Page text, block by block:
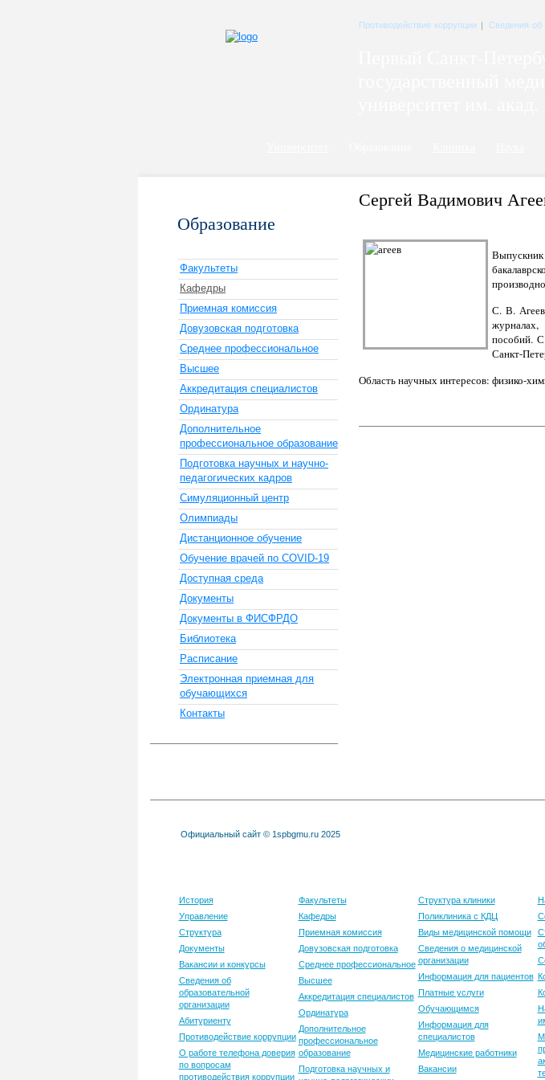
Противодействие коррупции | Сведения об
Сергей Вадимович
С. В.
пособий.
Санкт-
Область научных интересов: физико-
Образование
Факультеты
Кафедры
Приемная комиссия
Довузовская подготовка
Среднее профессиональное
Высшее
Аккредитация специалистов
Ординатура
Дополнительное
профессиональное образование
Подготовка научных и научно-
педагогических кадров
Симуляционный центр
Олимпиады
Дистанционное обучение
Обучение врачей по COVID-19
Доступная среда
Документы
Документы в ФИСФРДО
Библиотека
Расписание
Электронная приемная для
обучающихся
Контакты
Официальный сайт © 1spbgmu.ru 2025
История
Управление
Структура
Документы
Вакансии и конкурсы
Сведения об
образовательной
организации
Абитуриенту
Противодействие коррупции
О работе телефона доверия
по вопросам
противодействия коррупции
Факультеты
Кафедры
Приемная комиссия
Довузовская подготовка
Среднее профессиональное
Высшее
Аккредитация специалистов
Ординатура
Дополнительное
профессиональное
образование
Подготовка научных и
Структура клиники
Поликлиника с КДЦ
Виды медицинской помощи
Сведения о медицинской
организации
Информация для пациентов
Платные услуги
Обучающимся
Информация для
специалистов
Медицинские работники
Вакансии